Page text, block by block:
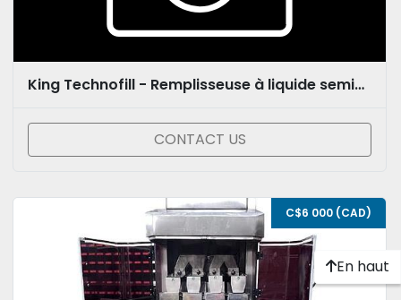
King Technofill - Remplisseuse à liquide semi-automatique
CONTACT US
C$6 000 (CAD)
En haut